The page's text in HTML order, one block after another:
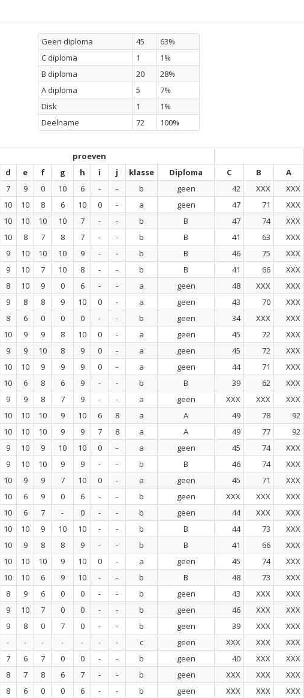
Geen diploma 45
63%
C diploma
1
1%
B diploma
20
28%
A diploma
5
7%
Disk
1
1%
Deelname
72 100%
proeven
d e f g h i j klasse Diploma C B
A
7 9 0 10 6 - - b geen 42 XXX
XXX
10 10 8 6 10 0 - a geen 47 71
XXX
10 10 10 10 7 - - b B 47 74
XXX
10 8 7 8 7 - - b B 41 63
XXX
9 10 10 10 9 - - b B 46 75
XXX
9 10 7 10 8 - - b B 41 66
XXX
8 10 9 0 6 - - a geen 48 XXX
XXX
9 8 8 9 10 0 - a geen 43 70
XXX
8 6 0 0 0 - - b geen 34 XXX
XXX
10 9 9 8 10 0 - a geen 45 72
XXX
9 9 10 8 9 0 - a geen 45 72
XXX
10 10 9 9 9 0 - a geen 44 71
XXX
10 6 8 6 9 - - b B 39 62
XXX
9 9 8 7 9 - - a geen XXX XXX
XXX
10 10 10 9 10 6 8 a A 49 78
92
10 10 10 9 9 7 8 a A 49 77
92
9 10 9 10 10 0 - a geen 45 74
XXX
9 10 10 9 9 - - b B 46 74
XXX
10 9 9 7 10 0 - a geen 45 71
XXX
10 6 9 0 6 - - b geen XXX XXX
XXX
10 6 7 - 0 - - b geen 44 XXX
XXX
10 10 9 10 10 - - b B 44 73
XXX
10 9 8 8 9 - - b B 41 66
XXX
10 10 10 9 10 0 - a geen 45 74
XXX
10 10 6 9 10 - - b B 48 73
XXX
8 9 6 0 0 - - b geen 43 XXX
XXX
9 10 7 0 0 - - b geen 46 XXX
XXX
9 8 0 7 0 - - b geen 39 XXX
XXX
- - - - - - - c geen XXX XXX
XXX
7 6 7 0 0 - - b geen 40 XXX
XXX
8 7 8 6 7 - - b geen XXX XXX
XXX
8 6 0 0 6 - - b geen XXX XXX
XXX